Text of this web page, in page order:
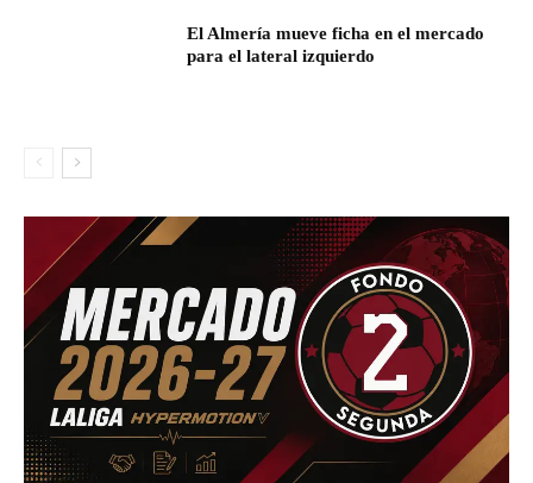
El Almería mueve ficha en el mercado
para el lateral izquierdo